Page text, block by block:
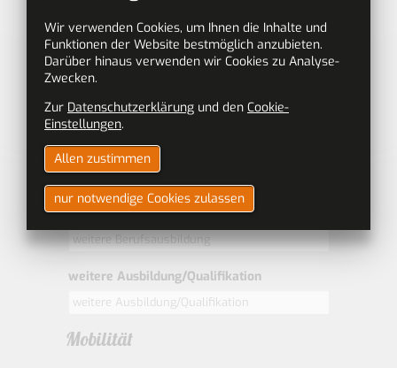
Schulabschluß
bitte wählen
Ausbildung
erste Berufsausbildung
weitere Berufsausbildung
weitere Ausbildung/Qualifikation
Mobilität
Wir verwenden Cookies, um Ihnen die Inhalte und
Funktionen der Website bestmöglich anzubieten.
Darüber hinaus verwenden wir Cookies zu Analyse-
Zwecken.
Zur Datenschutzerklärung und den Cookie-
Einstellungen.
Allen zustimmen
nur notwendige Cookies zulassen